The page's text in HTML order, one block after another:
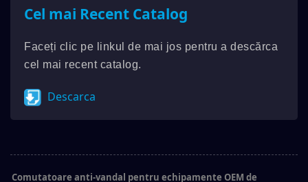
Cel mai Recent Catalog
Faceți clic pe linkul de mai jos pentru a descărca
cel mai recent catalog.
Descarca
Comutatoare anti-vandal pentru echipamente OEM de